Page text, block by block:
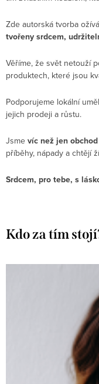
Zde autorská tvorba
tvořeny srdcem,
Věříme, že svět netouží
produktech, které jsou
Podporujeme lokální
jejich prodeji a růstu.
Jsme víc než jen obchod
příběhy, nápady a chtějí
Srdcem, pro tebe, s
Kdo za tím